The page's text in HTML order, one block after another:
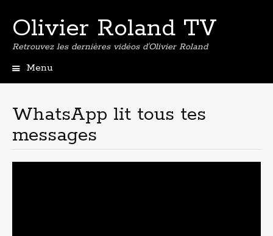
Olivier Roland TV
Retrouvez les dernières vidéos d'Olivier Roland
Menu
principal
WhatsApp lit tous tes
messages